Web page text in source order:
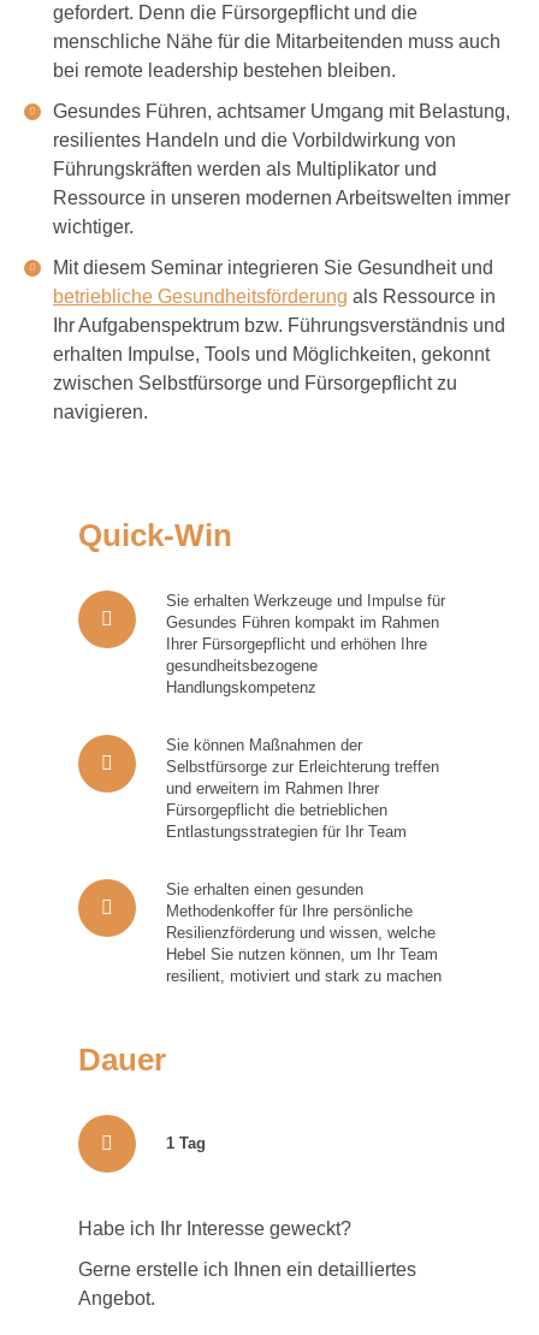
gefordert. Denn die Fürsorgepflicht und die
menschliche Nähe für die Mitarbeitenden muss auch
bei remote leadership bestehen bleiben.
Gesundes Führen, achtsamer Umgang mit Belastung,
resilientes Handeln und die Vorbildwirkung von
Führungskräften werden als Multiplikator und
Ressource in unseren modernen Arbeitswelten immer
wichtiger.
Mit diesem Seminar integrieren Sie Gesundheit und
betriebliche Gesundheitsförderung als Ressource in
Ihr Aufgabenspektrum bzw. Führungsverständnis und
erhalten Impulse, Tools und Möglichkeiten, gekonnt
zwischen Selbstfürsorge und Fürsorgepflicht zu
navigieren.
Quick-Win
Sie erhalten Werkzeuge und Impulse für
Gesundes Führen kompakt im Rahmen
Ihrer Fürsorgepflicht und erhöhen Ihre
gesundheitsbezogene
Handlungskompetenz
Sie können Maßnahmen der
Selbstfürsorge zur Erleichterung treffen
und erweitern im Rahmen Ihrer
Fürsorgepflicht die betrieblichen
Entlastungsstrategien für Ihr Team
Sie erhalten einen gesunden
Methodenkoffer für Ihre persönliche
Resilienzförderung und wissen, welche
Hebel Sie nutzen können, um Ihr Team
resilient, motiviert und stark zu machen
Dauer
1 Tag
Habe ich Ihr Interesse geweckt?
Gerne erstelle ich Ihnen ein detailliertes
Angebot.